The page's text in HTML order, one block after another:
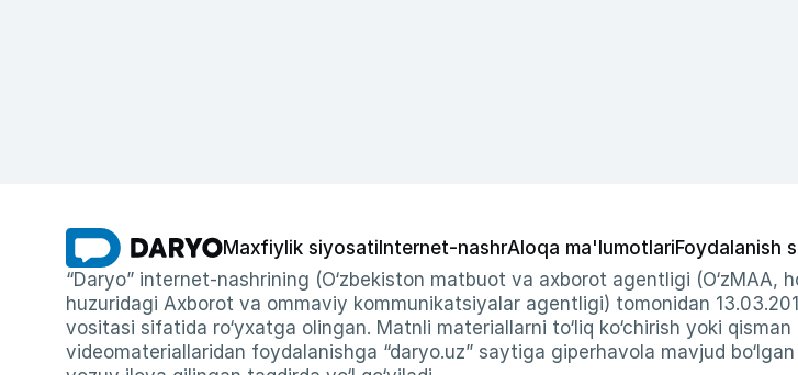
Maxfiylik siyosati Internet-nashrAloqa ma'lumotlariFoydalanish
“Daryo” internet-nashrining (O‘zbekiston matbuot va axborot agentligi (O‘zMAA,
huzuridagi Axborot va ommaviy kommunikatsiyalar agentligi) tomonidan
vositasi sifatida ro‘yxatga olingan. Matnli materiallarni to‘liq ko‘chirish yoki
videomateriallaridan foydalanishga “daryo.uz” saytiga giperhavola mavjud